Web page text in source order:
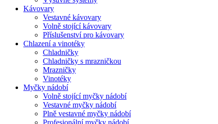
Kávovary
Vestavné kávovary
Volně stojící kávovary
Příslušenství pro kávovary
Chlazení a vinotéky
Chladničky
Chladničky s mrazničkou
Mrazničky
Vinotéky
Myčky nádobí
Volně stojící myčky nádobí
Vestavné myčky nádobí
Plně vestavné myčky nádobí